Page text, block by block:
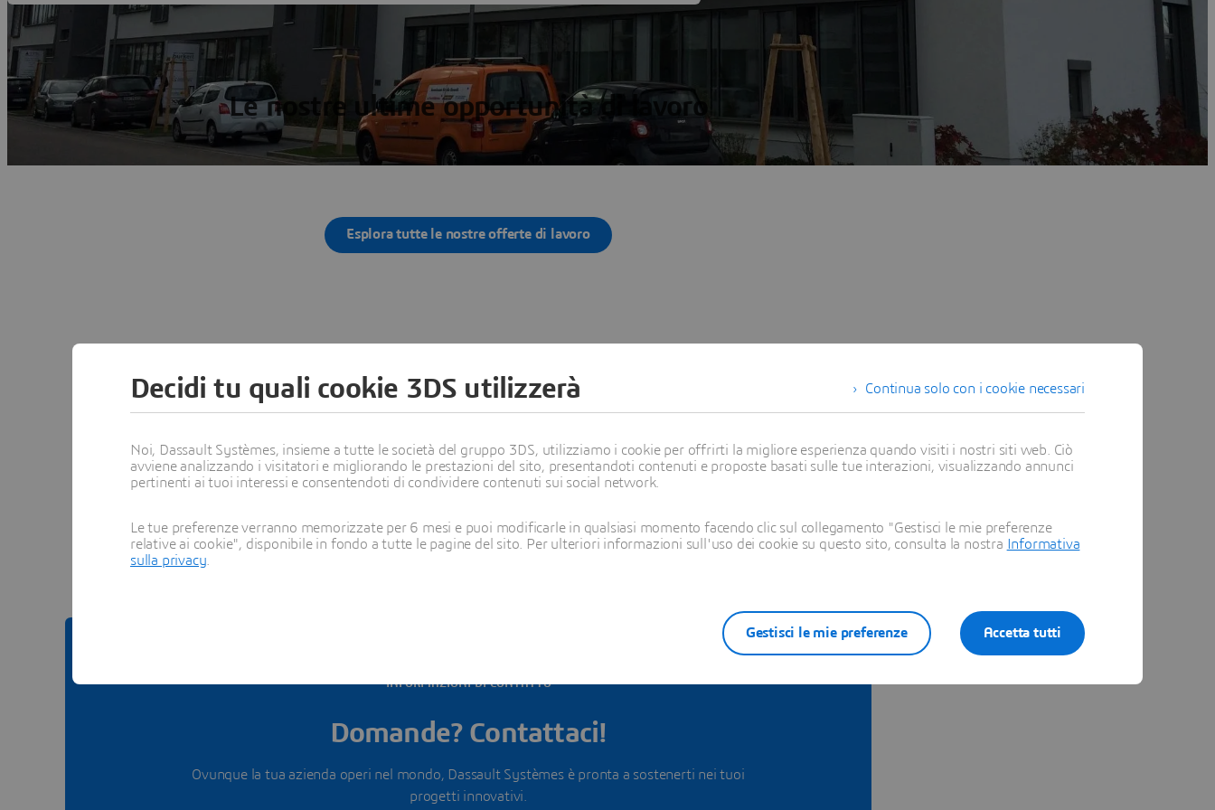
Le nostre ultime opportunità di lavoro
Esplora tutte le nostre offerte di lavoro
Altre sedi
INFORMAZIONI DI CONTATTO
Domande? Contattaci!
Ovunque la tua azienda operi nel mondo, Dassault Systèmes è pronta a sostenerti nei tuoi
progetti innovativi.
Continua solo con i cookie necessari
Decidi tu quali cookie 3DS utilizzerà
Noi, Dassault Systèmes, insieme a tutte le società del gruppo 3DS, utilizziamo i cookie per offrirti la migliore esperienza quando visiti i nostri siti web. Ciò
avviene analizzando i visitatori e migliorando le prestazioni del sito, presentandoti contenuti e proposte basati sulle tue interazioni, visualizzando annunci
pertinenti ai tuoi interessi e consentendoti di condividere contenuti sui social network.
Le tue preferenze verranno memorizzate per 6 mesi e puoi modificarle in qualsiasi momento facendo clic sul collegamento "Gestisci le mie preferenze
relative ai cookie", disponibile in fondo a tutte le pagine del sito. Per ulteriori informazioni sull'uso dei cookie su questo sito, consulta la nostra
Informativa
sulla privacy
Accetta tutti
Gestisci le mie preferenze